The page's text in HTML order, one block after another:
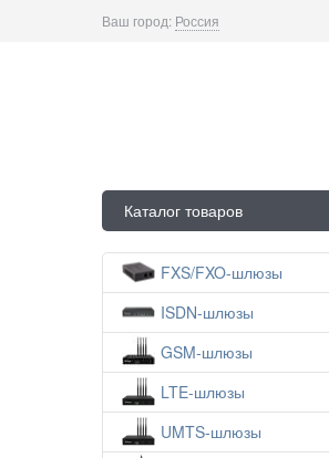
Ваш город: Россия
Каталог товаров
FXS/FXO-шлюзы
ISDN-шлюзы
GSM-шлюзы
LTE-шлюзы
UMTS-шлюзы